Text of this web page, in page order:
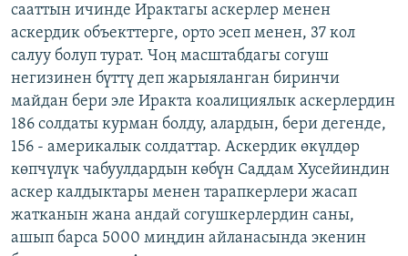
сааттын ичинде Ирактагы аскерлер менен
аскердик объекттерге, орто эсеп менен, 37 кол
салуу болуп турат. Чоң масштабдагы согуш
негизинен бүттү деп жарыяланган биринчи
майдан бери эле Иракта коалициялык аскерлердин
186 солдаты курман болду, алардын, бери дегенде,
156 - америкалык солдаттар. Аскердик өкүлдөр
көпчүлүк чабуулдардын көбүн Саддам Хусейиндин
аскер калдыктары менен тарапкерлери жасап
жатканын жана андай согушкерлердин саны,
ашып барса 5000 миңдин айланасында экенин